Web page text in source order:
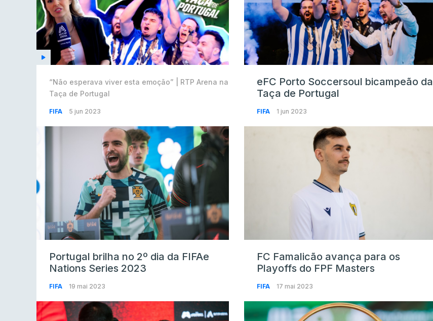
“Não esperava viver esta emoção” | RTP Arena na
Taça de Portugal
FIFA 5 jun 2023
eFC Porto Soccersoul bicampeão da
Taça de Portugal
FIFA 1 jun 2023
Portugal brilha no 2º dia da FIFAe
Nations Series 2023
FIFA 19 mai 2023
FC Famalicão avança para os
Playoffs do FPF Masters
FIFA 17 mai 2023